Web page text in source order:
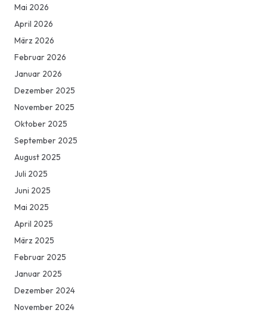
Mai 2026
April 2026
März 2026
Februar 2026
Januar 2026
Dezember 2025
November 2025
Oktober 2025
September 2025
August 2025
Juli 2025
Juni 2025
Mai 2025
April 2025
März 2025
Februar 2025
Januar 2025
Dezember 2024
November 2024